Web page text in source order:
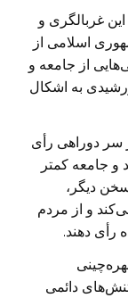
غربالگری و
اسلامی از
از جامعه و
به اشکال
سر دوراهی رأی
و جامعه کمتر
سخن دیگر،
و از مردم
رأی دهند.
دائمی